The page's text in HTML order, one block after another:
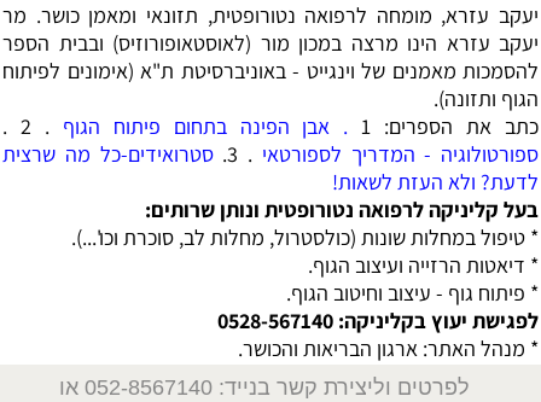
יעקב עזרא, מומחה לרפואה נטורופטית, תזונאי ומאמן כושר. מר
יעקב עזרא הינו מרצה במכון מור (לאוסטאופורוזיס) ובבית הספר
להסמכות מאמנים של וינגייט - באוניברסיטת ת"א (אימונים לפיתוח
הגוף ותזונה).
כתב את הספרים: 1 . אבן הפינה בתחום פיתוח הגוף . 2 .
ספורטולוגיה - המדריך לספורטאי . 3.
סטרואידים-כל מה שרצית
לדעת? ולא העזת לשאות!
בעל קליניקה לרפואה נטורופטית ונותן שרותים:
* טיפול במחלות שונות (כולסטרול, מחלות לב, סוכרת וכו'...).
* דיאטות הרזייה ועיצוב הגוף.
* פיתוח גוף - עיצוב וחיטוב הגוף.
לפגישת יעוץ בקליניקה: 0528-567140
* מנהל האתר: ארגון הבריאות והכושר.
לפרטים וליצירת קשר בנייד: 052-8567140
או